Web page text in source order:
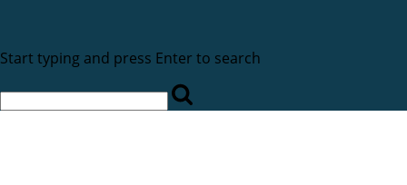
Start typing and press Enter to search